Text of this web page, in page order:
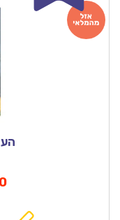
המחיר